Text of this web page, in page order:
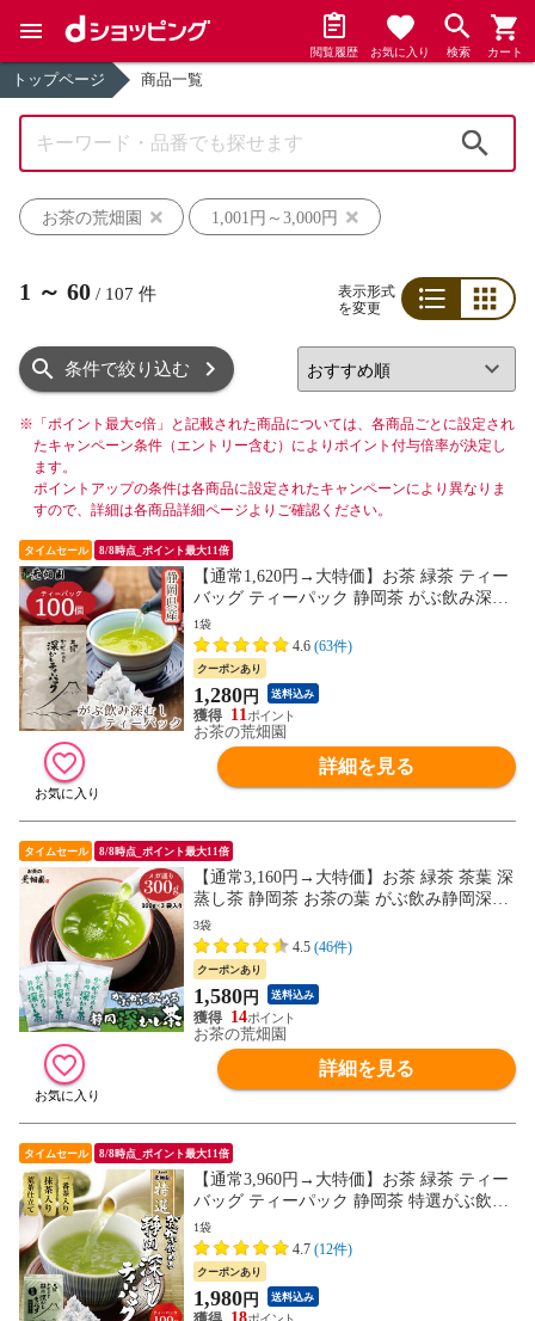
閲覧履歴 お気に入り 検索 カート
トップページ 商品一覧
お茶の荒畑園
1,001円～3,000円
1 ～ 60 / 107 件
表示形式
を変更
条件で絞り込む
※ 「ポイント最大○倍」と記載された商品については、各商品ごとに設定され
たキャンペーン条件（エントリー含む）によりポイント付与倍率が決定し
ます。
ポイントアップの条件は各商品に設定されたキャンペーンにより異なりま
すので、詳細は各商品詳細ページよりご確認ください。
タイムセール 8/8時点_ポイント最大11倍
【通常1,620円→大特価】お茶 緑茶 ティー
バッグ ティーパック 静岡茶 がぶ飲み深む
しティーパック100個入
1袋
4.6 (63件)
クーポンあり
1,280円 送料込み
11
お茶の荒畑園
詳細を見る
タイムセール 8/8時点_ポイント最大11倍
【通常3,160円→大特価】お茶 緑茶 茶葉 深
蒸し茶 静岡茶 お茶の葉 がぶ飲み静岡深む
し茶100g 3袋セット
3袋
4.5 (46件)
クーポンあり
1,580円 送料込み
14
お茶の荒畑園
詳細を見る
タイムセール 8/8時点_ポイント最大11倍
【通常3,960円→大特価】お茶 緑茶 ティー
バッグ ティーパック 静岡茶 特選がぶ飲み
深むしティーパック100個入
1袋
4.7 (12件)
クーポンあり
1,980円 送料込み